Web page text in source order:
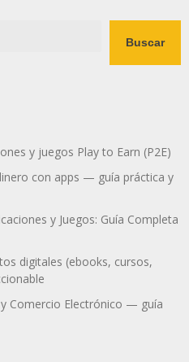
Buscar
y juegos Play to Earn (P2E)
con apps — guía práctica y
y Juegos: Guía Completa
digitales (ebooks, cursos,
Comercio Electrónico — guía